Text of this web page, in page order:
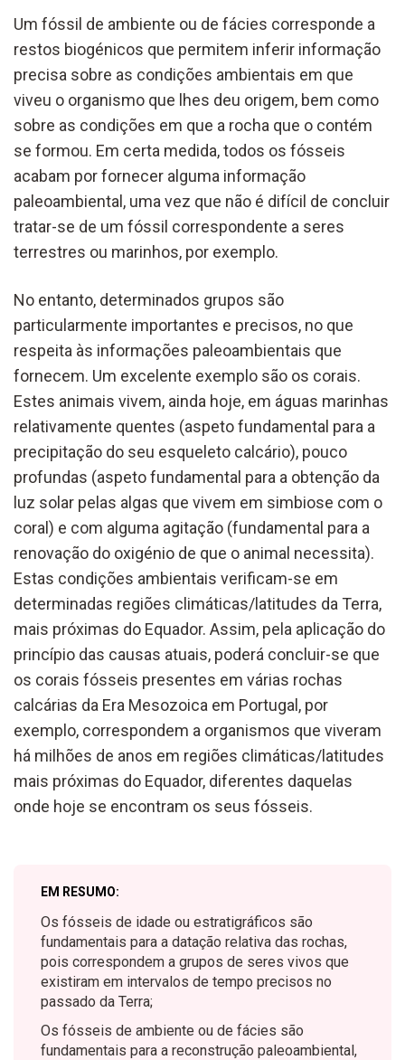
Um fóssil de ambiente ou de fácies corresponde a
restos biogénicos que permitem inferir informação
precisa sobre as condições ambientais em que
viveu o organismo que lhes deu origem, bem como
sobre as condições em que a rocha que o contém
se formou. Em certa medida, todos os fósseis
acabam por fornecer alguma informação
paleoambiental, uma vez que não é difícil de concluir
tratar-se de um fóssil correspondente a seres
terrestres ou marinhos, por exemplo.
No entanto, determinados grupos são
particularmente importantes e precisos, no que
respeita às informações paleoambientais que
fornecem. Um excelente exemplo são os corais.
Estes animais vivem, ainda hoje, em águas marinhas
relativamente quentes (aspeto fundamental para a
precipitação do seu esqueleto calcário), pouco
profundas (aspeto fundamental para a obtenção da
luz solar pelas algas que vivem em simbiose com o
coral) e com alguma agitação (fundamental para a
renovação do oxigénio de que o animal necessita).
Estas condições ambientais verificam-se em
determinadas regiões climáticas/latitudes da Terra,
mais próximas do Equador. Assim, pela aplicação do
princípio das causas atuais, poderá concluir-se que
os corais fósseis presentes em várias rochas
calcárias da Era Mesozoica em Portugal, por
exemplo, correspondem a organismos que viveram
há milhões de anos em regiões climáticas/latitudes
mais próximas do Equador, diferentes daquelas
onde hoje se encontram os seus fósseis.
EM RESUMO:
Os fósseis de idade ou estratigráficos são
fundamentais para a datação relativa das rochas,
pois correspondem a grupos de seres vivos que
existiram em intervalos de tempo precisos no
passado da Terra;
Os fósseis de ambiente ou de fácies são
fundamentais para a reconstrução paleoambiental,